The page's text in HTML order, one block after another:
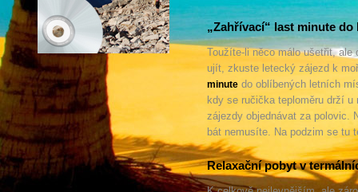
„Zahřívací“ last minute do
Toužíte-li něco málo ušetřit, ale
ujít, zkuste letecký zájezd k
minutedo oblíbených letních
kdy se ručička teploměru drží
zájezdy objednávat za polovic.
bát nemusíte. Na podzim se tu
Relaxační pobyt v